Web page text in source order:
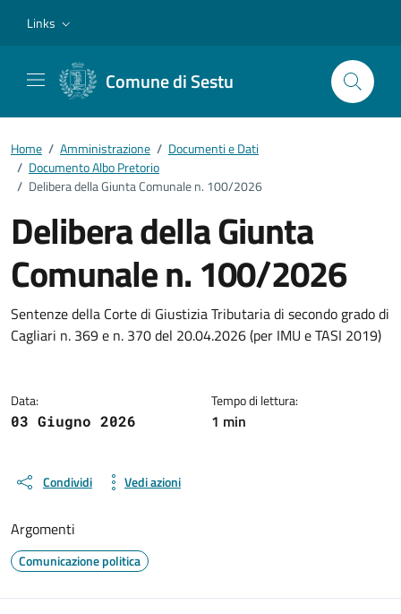
Links
Comune di Sestu
Home / Amministrazione / Documenti e Dati
/ Documento Albo Pretorio
/ Delibera della Giunta Comunale n. 100/2026
Delibera della Giunta
Comunale n. 100/2026
Dettagli del documento
Sentenze della Corte di Giustizia Tributaria di secondo grado di
Cagliari n. 369 e n. 370 del 20.04.2026 (per IMU e TASI 2019)
Data:
03 Giugno 2026
Tempo di lettura:
1 min
Condividi Vedi azioni
Argomenti
Comunicazione politica